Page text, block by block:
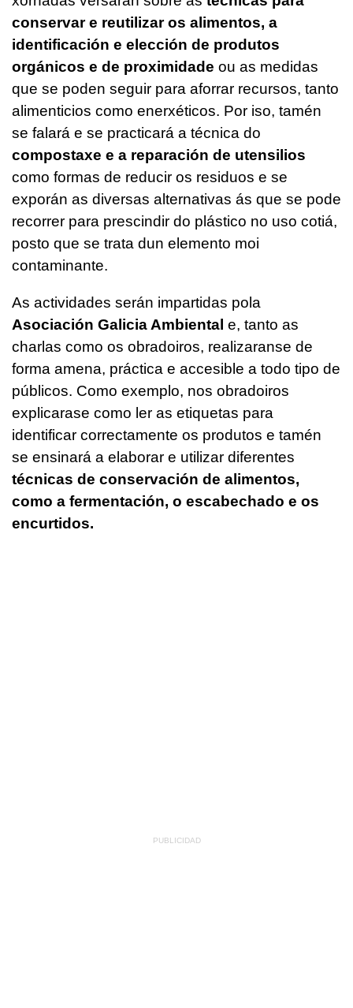
conservar e reutilizar os alimentos, a
identificación e elección de produtos
orgánicos e de proximidade ou as medidas
que se poden seguir para aforrar recursos, tanto
alimenticios como enerxéticos. Por iso, tamén
se falará e se practicará a técnica do
compostaxe e a reparación de utensilios
como formas de reducir os residuos e se
exporán as diversas alternativas ás que se pode
recorrer para prescindir do plástico no uso cotiá,
posto que se trata dun elemento moi
contaminante.
As actividades serán impartidas pola
Asociación Galicia Ambiental e, tanto as
charlas como os obradoiros, realizaranse de
forma amena, práctica e accesible a todo tipo de
públicos. Como exemplo, nos obradoiros
explicarase como ler as etiquetas para
identificar correctamente os produtos e tamén
se ensinará a elaborar e utilizar diferentes
técnicas de conservación de alimentos,
como a fermentación, o escabechado e os
encurtidos.